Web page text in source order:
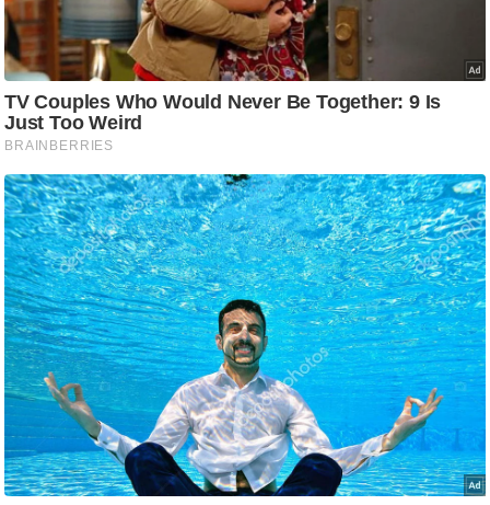
/
फै
श
न
घ
लू
नु
स्खे
प
र्य
ट
न
स्थ
ल
फि
ट